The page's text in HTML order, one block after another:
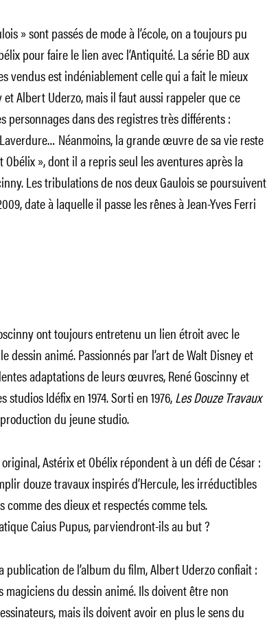
» sont passés de mode à l’école, on a toujours pu
pour faire le lien avec l’Antiquité. La série BD aux
vendus est indéniablement celle qui a fait le mieux
Albert Uderzo, mais il faut aussi rappeler que ce
personnages dans des registres très différents :
Néanmoins, la grande œuvre de sa vie reste
Obélix », dont il a repris seul les aventures après la
Les tribulations de nos deux Gaulois se poursuivent
date à laquelle il passe les rênes à Jean-Yves Ferri
ont toujours entretenu un lien étroit avec le
dessin animé. Passionnés par l’art de Walt Disney et
adaptations de leurs œuvres, René Goscinny et
Idéfix en 1974. Sorti en 1976,Les Douze Travaux
du jeune studio.
Astérix et Obélix répondent à un défi de César :
douze travaux inspirés d’Hercule, les irréductibles
comme des dieux et respectés comme tels.
Caius Pupus, parviendront-ils au but ?
publication de l’album du film, Albert Uderzo confiait :
magiciens du dessin animé. Ils doivent être non
mais ils doivent avoir en plus le sens du